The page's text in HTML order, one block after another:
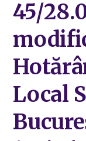
45/
Local